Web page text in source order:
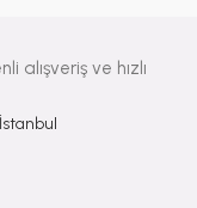
alışveriş ve hızlı